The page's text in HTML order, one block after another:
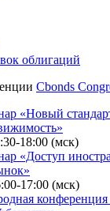
облигаций
Cbonds
«Новый
18:00 (мск)
«Доступ
17:00 (мск)